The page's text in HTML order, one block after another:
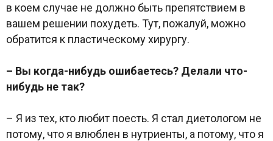
в коем случае не должно быть препятствием в
вашем решении похудеть. Тут, пожалуй, можно
обратится к пластическому хирургу.
– Вы когда-нибудь ошибаетесь? Делали что-
нибудь не так?
– Я из тех, кто любит поесть. Я стал диетологом не
потому, что я влюблен в нутриенты, а потому, что я